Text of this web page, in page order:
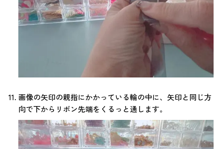
画像の矢印の親指にかかっている輪の中に、矢印と同じ方
向で下からリボン先端をくるっと通します。